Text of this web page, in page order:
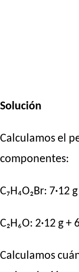
Solución
Calculamos el
componentes:
C₇H₄O₂Br: 7·12
C₂H₆O: 2·12 g +
Calculamos